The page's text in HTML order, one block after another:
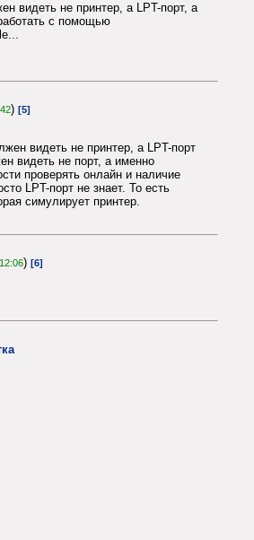
видеть не принтер, а LPT-порт, а
с помощью
) [5]
видеть не принтер, а LPT-порт
видеть не порт, а именно
проверять онлайн и наличие
LPT-порт не знает. То есть
симулирует принтер.
) [6]